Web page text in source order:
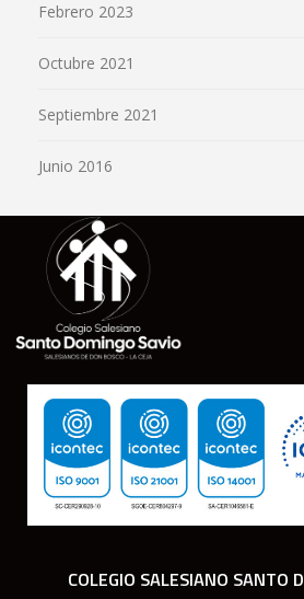
Febrero 2023
Octubre 2021
Septiembre 2021
Junio 2016
COLEGIO SALESIANO SANTO